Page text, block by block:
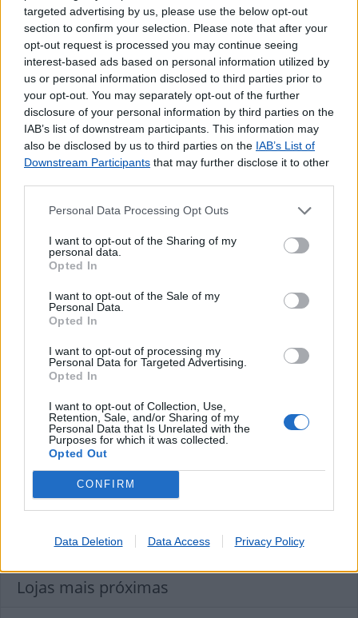
targeted advertising by us, please use the below opt-out
section to confirm your selection. Please note that after your
opt-out request is processed you may continue seeing
interest-based ads based on personal information utilized by
us or personal information disclosed to third parties prior to
your opt-out. You may separately opt-out of the further
disclosure of your personal information by third parties on the
IAB’s list of downstream participants. This information may
also be disclosed by us to third parties on the IAB’s List of
Downstream Participants that may further disclose it to other
Personal Data Processing Opt Outs
I want to opt-out of the Sharing of my
personal data.
Opted In
I want to opt-out of the Sale of my
Personal Data.
Opted In
I want to opt-out of processing my
Personal Data for Targeted Advertising.
Opted In
I want to opt-out of Collection, Use,
Retention, Sale, and/or Sharing of my
Personal Data that Is Unrelated with the
Purposes for which it was collected.
Opted Out
CONFIRM
Data Deletion Data Access Privacy Policy
Pagamento de Portagens
Pagamento de Vales
Outros Serviços
Bilhetes para Espetáculos
Carregamento de Telemóveis
Cartão de Portagens Toll card
Lojas mais próximas